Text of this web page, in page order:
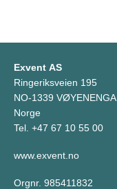
Exvent AS
Ringeriksveien 195
NO-1339 VØYENENGA
Norge
Tel. +47 67 10 55 00
www.exvent.no
Orgnr. 985411832